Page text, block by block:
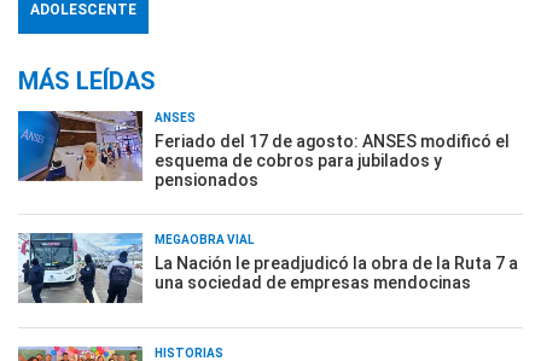
ADOLESCENTE
MÁS LEÍDAS
ANSES
Feriado del 17 de agosto: ANSES modificó el
esquema de cobros para jubilados y
pensionados
MEGAOBRA VIAL
La Nación le preadjudicó la obra de la Ruta 7 a
una sociedad de empresas mendocinas
HISTORIAS